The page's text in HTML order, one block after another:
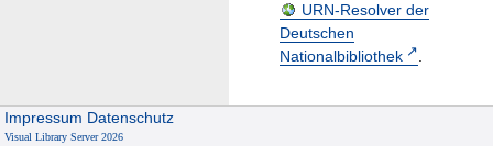
URN-Resolver der
Deutschen
Nationalbibliothek
.
Impressum Datenschutz
Visual Library Server 2026